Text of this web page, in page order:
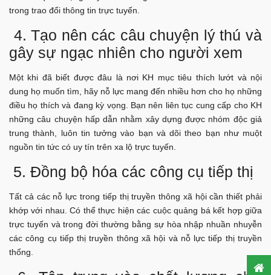
trong trao đổi thông tin trực tuyến.
4. Tạo nên các câu chuyện lý thú và
gây sự ngạc nhiên cho người xem
Một khi đã biết được đâu là nơi KH mục tiêu thích lướt và nội
dung họ muốn tìm, hãy nỗ lực mang đến nhiều hơn cho họ những
điều họ thích và đang kỳ vọng. Bạn nên liên tục cung cấp cho KH
những câu chuyện hấp dẫn nhằm xây dựng được nhóm độc giả
trung thành, luôn tin tưởng vào bạn và dõi theo bạn như muột
nguồn tin tức có uy tín trên xa lộ trực tuyến.
5. Đồng bộ hóa các công cụ tiếp thị
Tất cả các nỗ lực trong tiếp thị truyền thông xã hội cần thiết phải
khớp với nhau. Có thể thực hiện các cuộc quảng bá kết hợp giữa
trực tuyến và trong đời thường bằng sự hòa nhập nhuần nhuyễn
các công cụ tiếp thị truyền thông xã hội và nỗ lực tiếp thị truyền
thống.